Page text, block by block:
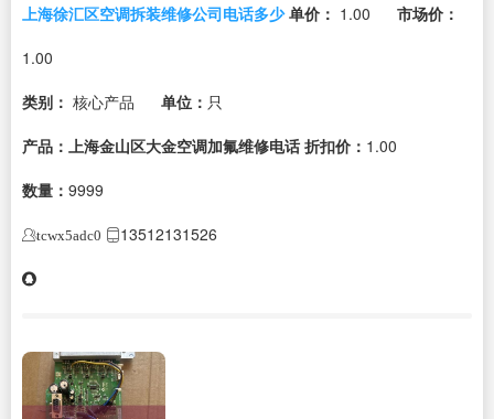
上海徐汇区空调拆装维修公司电话多少 单价： 1.00
市场价：
1.00
类别： 核心产品 单位： 只
产品：上海金山区大金空调加氟维修电话 折扣价： 1.00
数量： 9999
tcwx5adc0 13512131526